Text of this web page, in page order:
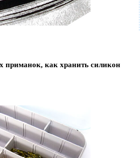
приманок, как хранить силикон